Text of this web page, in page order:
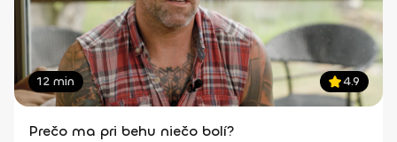
12 min 4.9
Prečo ma pri behu niečo bolí?